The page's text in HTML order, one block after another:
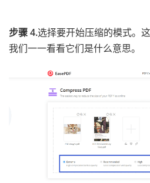
步骤 4.选择要开始压缩的模式。
我们一一看看它们是什么意思。